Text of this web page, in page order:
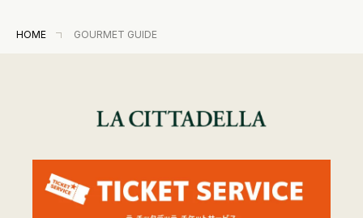
HOME GOURMET GUIDE